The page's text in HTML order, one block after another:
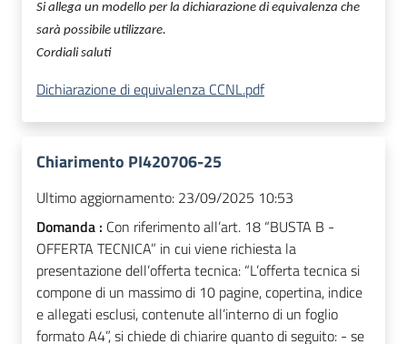
Si allega un modello per la dichiarazione di equivalenza che
sarà possibile utilizzare.
Cordiali saluti
Dichiarazione di equivalenza CCNL.pdf
Chiarimento PI420706-25
Ultimo aggiornamento: 23/09/2025 10:53
Domanda : Con riferimento all’art. 18 “BUSTA B -
OFFERTA TECNICA” in cui viene richiesta la
presentazione dell’offerta tecnica: “L’offerta tecnica si
compone di un massimo di 10 pagine, copertina, indice
e allegati esclusi, contenute all’interno di un foglio
formato A4”, si chiede di chiarire quanto di seguito: - se